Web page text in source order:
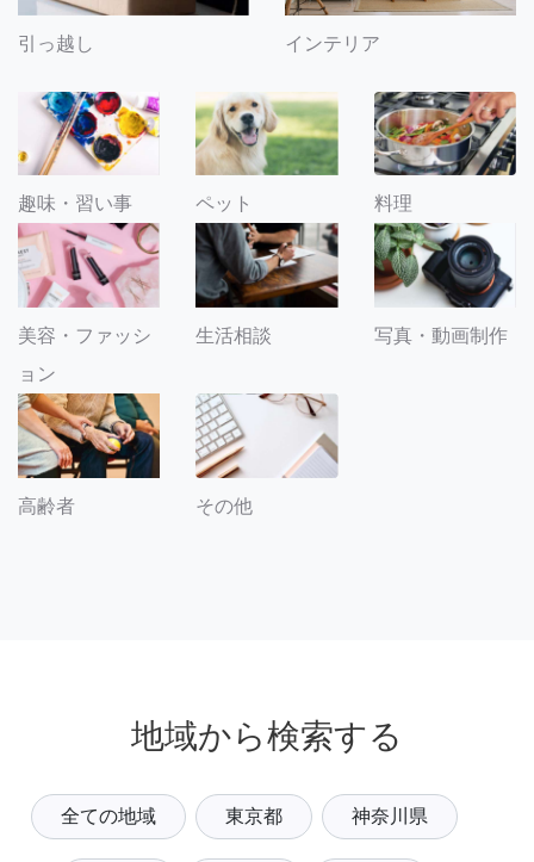
引っ越し インテリア
趣味・習い事 ペット 料理
美容・ファッシ
ョン
生活相談 写真・動画制作
高齢者 その他
地域から検索する
全ての地域 東京都 神奈川県